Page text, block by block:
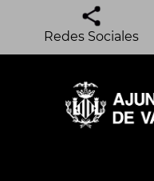
Redes Sociales